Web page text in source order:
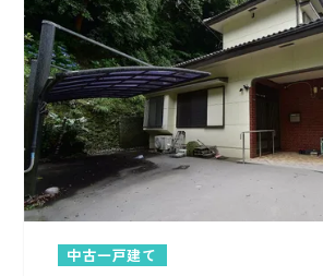
中古一戸建て